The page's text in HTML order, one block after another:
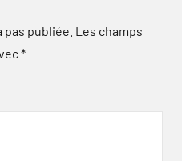
publiée. Les champs
*